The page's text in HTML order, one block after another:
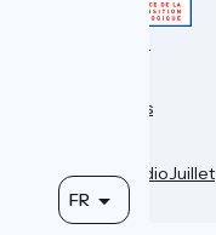
FR
Mentions légales
Réalisation :StudioJuillet